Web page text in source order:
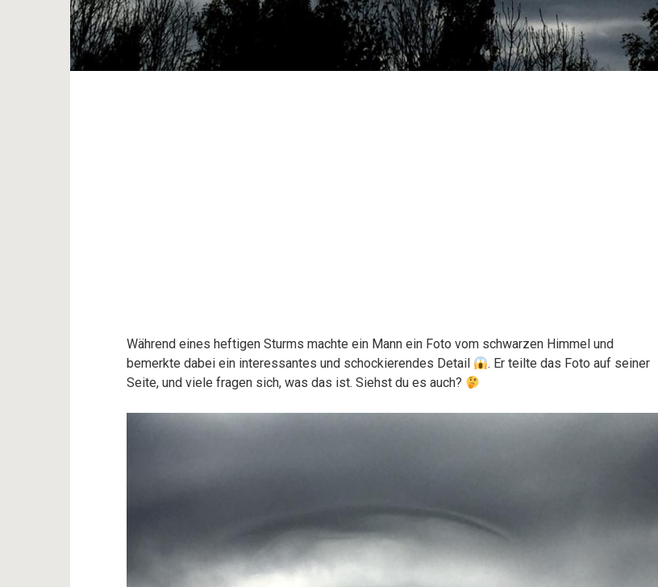
Während eines heftigen Sturms machte ein Mann ein Foto vom schwarzen Himmel und
bemerkte dabei ein interessantes und schockierendes Detail
. Er teilte das Foto auf seiner
Seite, und viele fragen sich, was das ist. Siehst du es auch?